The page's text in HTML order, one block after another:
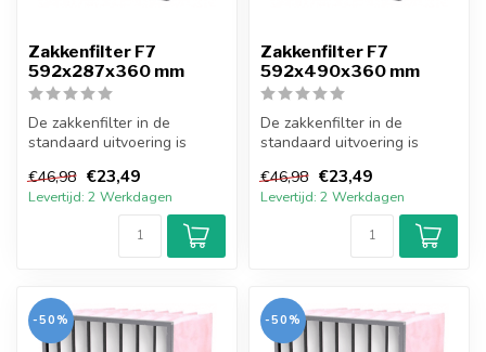
Zakkenfilter F7
592x287x360 mm
De zakkenfilter in de
standaard uitvoering is
behuizing...
€46,98 €23,49
Levertijd: 2 Werkdagen
Zakkenfilter F7
592x490x360 mm
De zakkenfilter in de
standaard uitvoering is
behuizing...
€46,98 €23,49
Levertijd: 2 Werkdagen
-50% -50%